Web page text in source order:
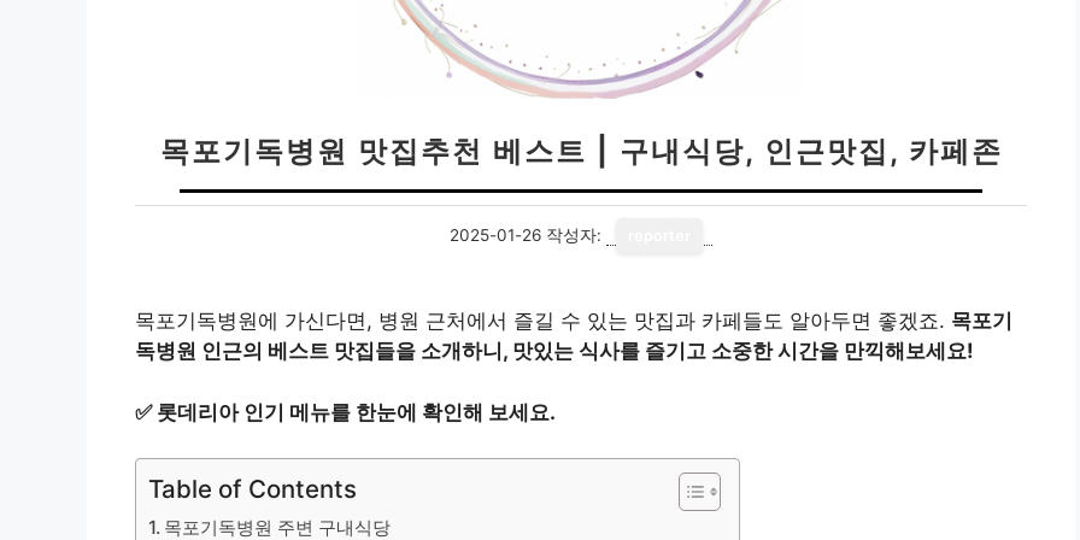
목포기독병원 맛집추천 베스트 | 구내식당, 인근맛집, 카페존
2025-01-26 작성자:
목포기독병원에 가신다면, 병원 근처에서 즐길 수 있는 맛집과 카페들도 알아두면 좋겠죠. 목포기
독병원 인근의 베스트 맛집들을 소개하니, 맛있는 식사를 즐기고 소중한 시간을 만끽해보세요!
✅ 롯데리아 인기 메뉴를 한눈에 확인해 보세요.
Table of Contents
목포기독병원 주변 구내식당